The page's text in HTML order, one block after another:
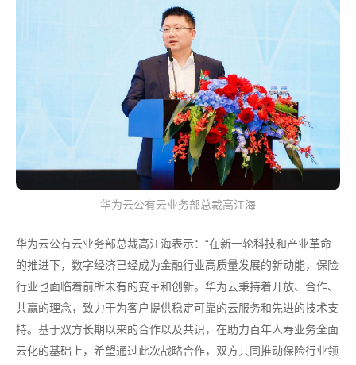
华为云公有云业务部总裁高江海
华为云公有云业务部总裁高江海表示：“在新一轮科技和产业革命
的推进下，数字经济已经成为金融行业高质量发展的新动能，保险
行业也面临着前所未有的变革和创新。华为云秉持着开放、合作、
共赢的理念，致力于为客户提供稳定可靠的云服务和先进的技术支
持。基于双方长期以来的合作以及共识，在助力百年人寿业务全面
云化的基础上，希望通过此次战略合作，双方共同推动保险行业领